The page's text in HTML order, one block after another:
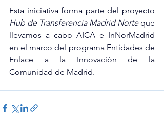
Hub de Transferencia Madrid Norte que
llevamos a cabo AICA e InNorMadrid
en el marco del programa Entidades de
Enlace a la Innovación de la
Comunidad de Madrid.